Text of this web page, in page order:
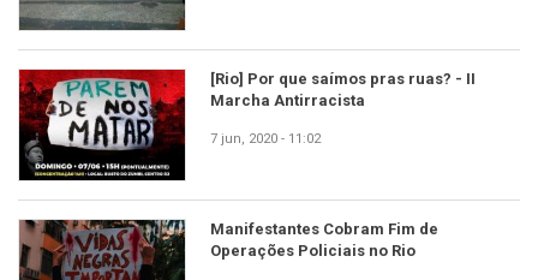
[Rio] Por que saímos pras ruas? - II
Marcha Antirracista
7 jun, 2020 - 11:02
Manifestantes Cobram Fim de
Operações Policiais no Rio